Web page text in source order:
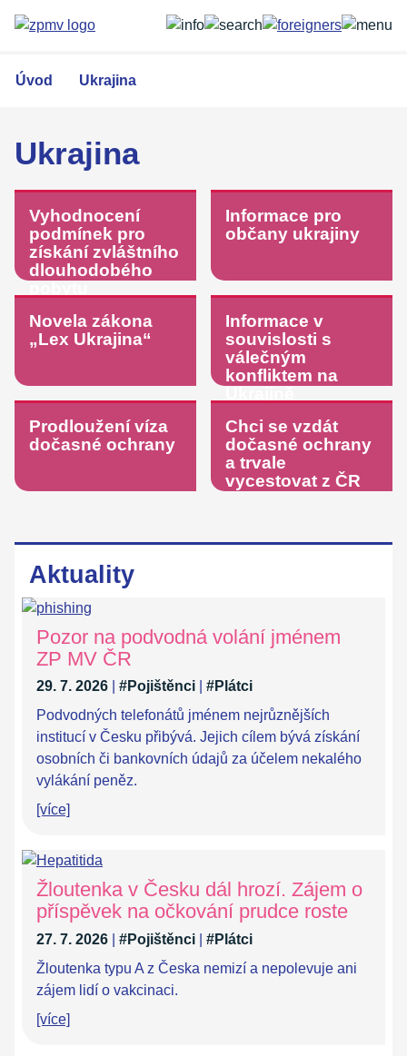
obsahu
Úvod Ukrajina
Ukrajina
Vyhodnocení
podmínek pro
získání zvláštního
dlouhodobého
Informace pro
občany ukrajiny
Novela zákona
„Lex Ukrajina“
Informace v
souvislosti s
válečným
konfliktem na
Prodloužení víza
dočasné ochrany
Chci se vzdát
dočasné ochrany
a trvale
vycestovat z ČR
Aktuality
Pozor na podvodná volání jménem
ZP MV ČR
29. 7. 2026 #Pojištěnci
#Plátci
Podvodných telefonátů jménem nejrůznějších
institucí v Česku přibývá. Jejich cílem bývá získání
osobních či bankovních údajů za účelem nekalého
vylákání peněz.
[více]
Žloutenka v Česku dál hrozí. Zájem o
příspěvek na očkování prudce roste
27. 7. 2026 #Pojištěnci
#Plátci
Žloutenka typu A z Česka nemizí a nepolevuje ani
zájem lidí o vakcinaci.
[více]